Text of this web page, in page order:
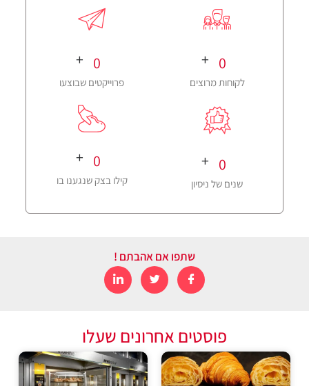
0
+
לקוחות מרוצים
0
+
פרוייקטים שבוצעו
0
+
שנים של ניסיון
0
+
קילו בצק שנגענו בו
שתפו אם אהבתם !
פוסטים אחרונים שעלו